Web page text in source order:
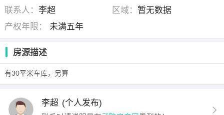
联系人：李超 区域： 暂无数据
产权年限：
未满五年
房源描述
有30平米车库，另算
李超 (个人发布)